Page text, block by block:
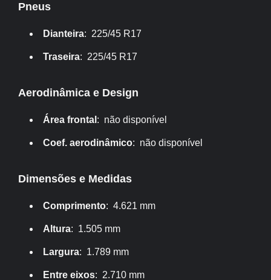
Pneus
Dianteira: 225/45 R17
Traseira: 225/45 R17
Aerodinâmica e Design
Área frontal : não disponível
Coef. aerodinâmico: não disponível
Dimensões e Medidas
Comprimento: 4.621 mm
Altura: 1.505 mm
Largura: 1.789 mm
Entre eixos: 2.710 mm